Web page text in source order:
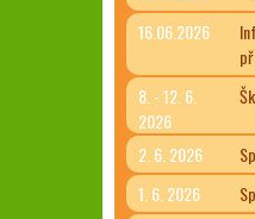
16.06.2026
8. - 12. 6.
2026
2. 6. 2026
1. 6. 2026